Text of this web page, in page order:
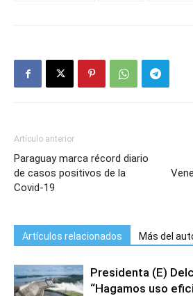
Artículo anterior
Paraguay marca récord diario
de casos positivos de la
Covid-19
Artículos relacionados Más del
Presidenta (E)
“Hagamos uso